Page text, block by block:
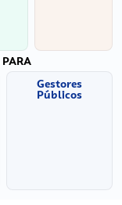
Gestores
Públicos